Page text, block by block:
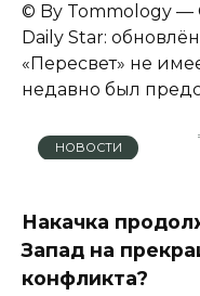
© By Tommology —
Daily Star:
«Пересвет» не
недавно был
НОВОСТИ
Накачка
Запад на
конфликта?